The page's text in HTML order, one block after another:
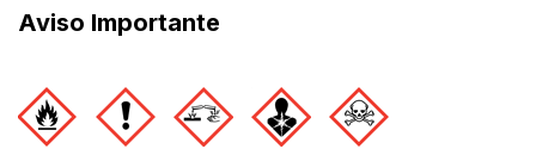
Aviso Importante